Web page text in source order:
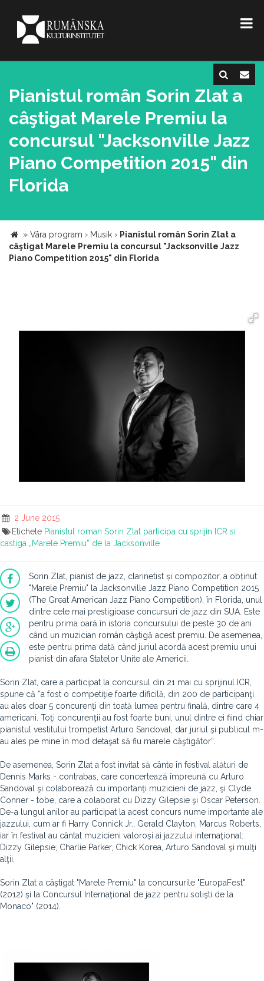
Pianistul român Sorin Zlat a
câştigat Marele Premiu la
concursul "Jacksonville Jazz
Piano Competition 2015" din
Florida
» Våra program › Musik › Pianistul român Sorin Zlat a
câştigat Marele Premiu la concursul "Jacksonville Jazz
Piano Competition 2015" din Florida
2 June 2015
Etichete Pianistul roman Sorin Zlat participa cu sprijin ICR si
castiga „Marele Premiu” de la Jacksonville
Sorin Zlat, pianist de jazz, clarinetist și compozitor, a obținut
"Marele Premiu" la Jacksonville Jazz Piano Competition 2015
(The Great American Jazz Piano Competition), în Florida, unul
dintre cele mai prestigioase concursuri de jazz din SUA. Este
pentru prima oară în istoria concursului de peste 30 de ani
când un muzician român câştigă acest premiu. De asemenea,
este pentru prima dată când juriul acordă acest premiu unui
pianist din afara Statelor Unite ale Americii.
Sorin Zlat, care a participat la concursul din 21 mai cu sprijinul ICR,
spune că “a fost o competiţie foarte dificilă, din 200 de participanţi
au ales doar 5 concurenţi din toată lumea pentru finală, dintre care 4
americani. Toţi concurenţii au fost foarte buni, unul dintre ei fiind chiar
pianistul vestitului trompetist Arturo Sandoval, dar juriul şi publicul m-
au ales pe mine în mod detaşat să fiu marele căştigător“.
De asemenea, Sorin Zlat a fost invitat să cânte în festival alături de
Dennis Marks - contrabas, care concertează împreună cu Arturo
Sandoval şi colaborează cu importanţi muzicieni de jazz, şi Clyde
Conner - tobe, care a colaborat cu Dizzy Gilepsie şi Oscar Peterson.
De-a lungul anilor au participat la acest concurs nume importante ale
jazzului, cum ar fi Harry Connick Jr., Gerald Clayton, Marcus Roberts,
iar în festival au cântat muzicieni valoroşi ai jazzului internaţional:
Dizzy Gilepsie, Charlie Parker, Chick Korea, Arturo Sandoval şi mulţi
alţii.
Sorin Zlat a câştigat "Marele Premiu" la concursurile "EuropaFest"
(2012) şi la Concursul Internaţional de jazz pentru solişti de la
Monaco" (2014).